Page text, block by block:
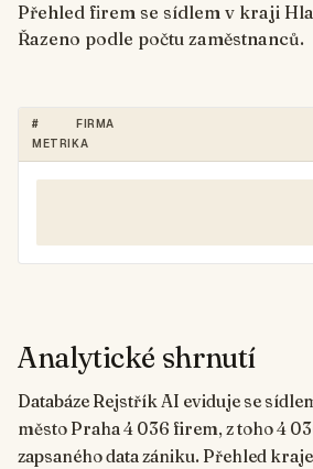
Přehled firem se sídlem v kraji
Řazeno podle počtu zaměstnanců.
# FIRMA
METRIKA
Analytické shrnutí
Databáze Rejstřík AI eviduje se
město Praha 4 036 firem, z toho 4
zapsaného data zániku. Přehled